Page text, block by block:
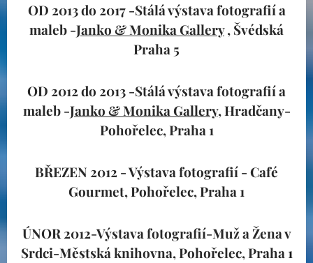
OD 2013 do 2017 -Stálá výstava fotografií a
maleb -Janko & Monika Gallery, Švédská
Praha 5
OD 2012 do 2013 -Stálá výstava fotografií a
maleb -Janko & Monika Gallery, Hradčany-
Pohořelec, Praha 1
BŘEZEN 2012 - Výstava fotografií - Café
Gourmet, Pohořelec, Praha 1
ÚNOR 2012-Výstava fotografií-Muž a Žena v
Srdci-Městská knihovna, Pohořelec, Praha1